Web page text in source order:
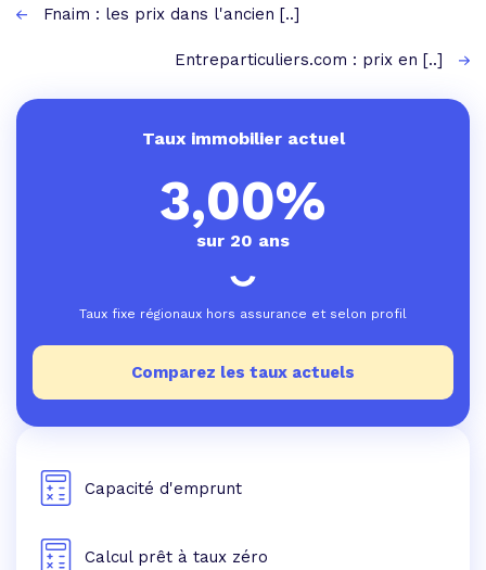
Fnaim : les prix dans l'ancien [..]
Entreparticuliers.com : prix en [..]
Taux immobilier actuel
3,00%
sur 20 ans
Taux fixe régionaux hors assurance et selon profil
Comparez les taux actuels
Capacité d'emprunt
Calcul prêt à taux zéro